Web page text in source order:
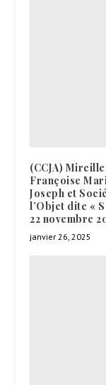
(CCJA)
Françoise
Joseph et
l’Objet dite «
22 novembre
janvier 26, 2025